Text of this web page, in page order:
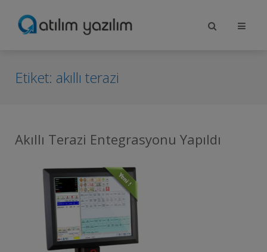
Etiket: akıllı terazi
Akıllı Terazi Entegrasyonu Yapıldı